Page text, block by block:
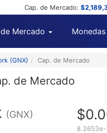
Cap. de Mercado:
Mercado Monedas
(GNX) Cap. de Mercado
de Mercado
(GNX)
8.3653e-